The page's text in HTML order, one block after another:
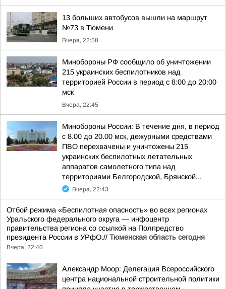
13 больших автобусов вышли на маршрут
№73 в Тюмени
Вчера, 22:58
Минобороны РФ сообщило об уничтожении
215 украинских беспилотников над
территорией России в период с 8:00 до 20:00
мск
Вчера, 22:45
Минобороны России: В течение дня, в период
с 8.00 до 20.00 мск, дежурными средствами
ПВО перехвачены и уничтожены 215
украинских беспилотных летательных
аппаратов самолетного типа над
территориями Белгородской, Брянской...
Вчера, 22:43
Отбой режима «Беспилотная опасность» во всех регионах
Уральского федерального округа — инфоцентр
правительства региона со ссылкой на Полпредство
президента России в УРфО.// Тюменская область сегодня
Вчера, 22:40
Александр Моор: Делегация Всероссийского
центра национальной строительной политики